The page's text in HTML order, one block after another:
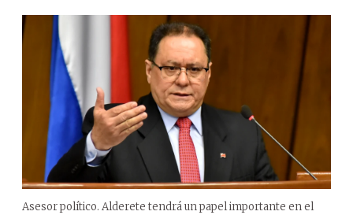
Asesor político. Alderete tendrá un papel importante en el